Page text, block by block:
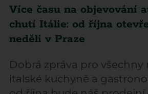
Více času na objevování
chutí Itálie: od října
neděli v Praze
Dobrá zpráva pro všechny
italské kuchyně a